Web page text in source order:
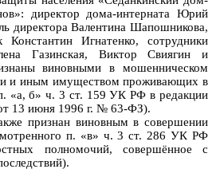
директор дома-интерната Юрий
директора Валентина Шапошникова,
Константин Игнатенко, сотрудники
Газинская, Виктор Свиягин и
виновными в мошенническом
и иным имуществом проживающих в
«а, б» ч. 3 ст. 159 УК РФ в редакции
13 июня 1996 г. № 63-ФЗ).
признан виновным в совершении
п. «в» ч. 3 ст. 286 УК РФ
полномочий, совершённое с